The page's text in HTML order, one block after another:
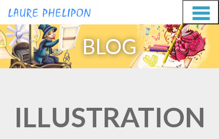
Aller
au
contenu
Aller
au
contenu
BLOG
ILLUSTRATION